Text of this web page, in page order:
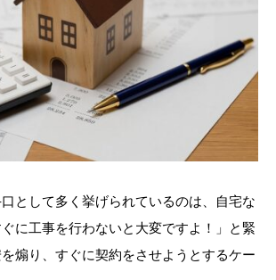
として多く挙げられているのは、自宅な
に工事を行わないと大変ですよ！」と緊
煽り、すぐに契約をさせようとするケー